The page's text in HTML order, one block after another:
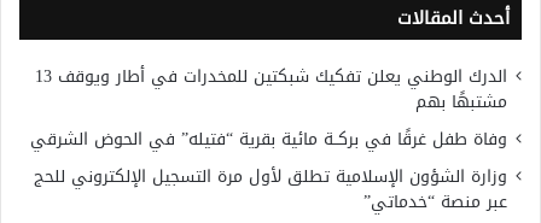
أحدث المقالات
الدرك الوطني يعلن تفكيك شبكتين للمخدرات في أطار ويوقف 13
مشتبهًا بهم
وفاة طفل غرقًا في بركــة مائية بقرية “فتيله” في الحوض الشرقي
وزارة الشؤون الإسلامية تطلق لأول مرة التسجيل الإلكتروني للحج
عبر منصة “خدماتي”